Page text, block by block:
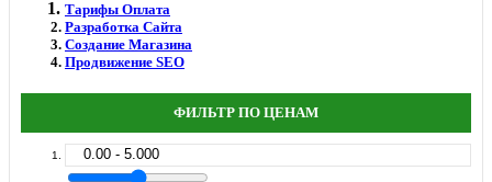
Тарифы Оплата
Разработка Сайта
Создание Магазина
Продвижение SEO
ФИЛЬТР ПО ЦЕНАМ
0.00 - 5.000